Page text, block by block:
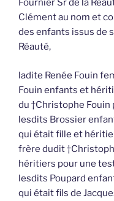
Fournier Sr de la
Clément au nom et
des enfants issus de
Réauté,
ladite Renée Fouin
Fouin enfants et
du †Christophe Fouin
lesdits Brossier
qui était fille et
frère dudit
héritiers pour une
lesdits Poupard
qui était fils de